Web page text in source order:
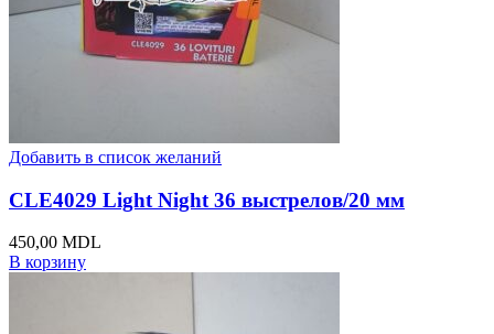
Добавить в список желаний
CLE4029 Light Night 36 выстрелов/20 мм
450,00 MDL
В корзину